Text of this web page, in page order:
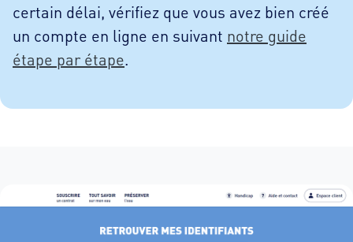
certain délai, vérifiez que vous avez bien créé
un compte en ligne en suivant notre guide
étape par étape.